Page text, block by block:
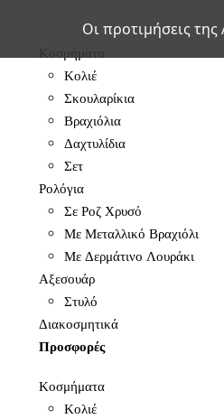
Κοσμήματα
Κολιέ
Σκουλαρίκια
Βραχιόλια
Δαχτυλίδια
Σετ
Ρολόγια
Σε Ροζ Χρυσό
Με Μεταλλικό Βραχιόλι
Με Δερμάτινο Λουράκι
Αξεσουάρ
Στυλό
Διακοσμητικά
Προσφορές
Κοσμήματα
Κολιέ
Οι προτιμήσεις